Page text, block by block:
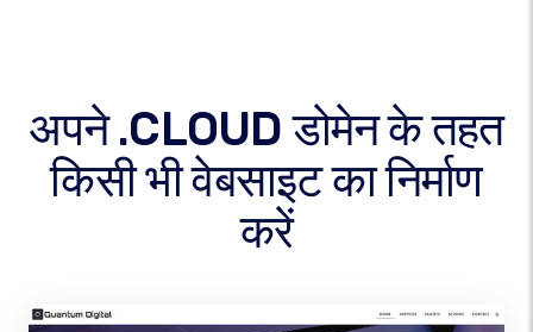
अपने .CLOUD डोमेन के तहत
किसी भी वेबसाइट का निर्माण
करें